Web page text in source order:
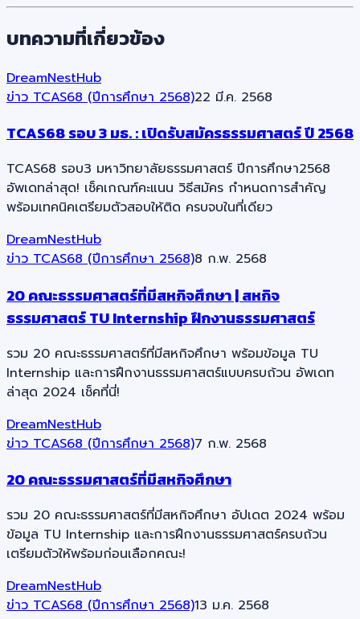
บทความที่เกี่ยวข้อง
DreamNestHub
ข่าว TCAS68 (ปีการศึกษา 2568)22 มี.ค. 2568
TCAS68 รอบ 3 มธ. : เปิดรับสมัครธรรมศาสตร์ ปี 2568
TCAS68 รอบ3 มหาวิทยาลัยธรรมศาสตร์ ปีการศึกษา2568
อัพเดทล่าสุด! เช็คเกณฑ์คะแนน วิธีสมัคร กำหนดการสำคัญ
พร้อมเทคนิคเตรียมตัวสอบให้ติด ครบจบในที่เดียว
DreamNestHub
ข่าว TCAS68 (ปีการศึกษา 2568)8 ก.พ. 2568
20 คณะธรรมศาสตร์ที่มีสหกิจศึกษา | สหกิจ
ธรรมศาสตร์ TU Internship ฝึกงานธรรมศาสตร์
รวม 20 คณะธรรมศาสตร์ที่มีสหกิจศึกษา พร้อมข้อมูล TU
Internship และการฝึกงานธรรมศาสตร์แบบครบถ้วน อัพเดท
ล่าสุด 2024 เช็คที่นี่!
DreamNestHub
ข่าว TCAS68 (ปีการศึกษา 2568)7 ก.พ. 2568
20 คณะธรรมศาสตร์ที่มีสหกิจศึกษา
รวม 20 คณะธรรมศาสตร์ที่มีสหกิจศึกษา อัปเดต 2024 พร้อม
ข้อมูล TU Internship และการฝึกงานธรรมศาสตร์ครบถ้วน
เตรียมตัวให้พร้อมก่อนเลือกคณะ!
DreamNestHub
ข่าว TCAS68 (ปีการศึกษา 2568)13 ม.ค. 2568